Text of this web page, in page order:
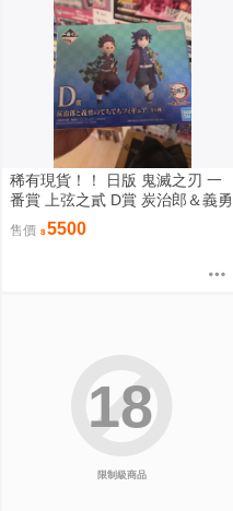
稀有現貨！！ 日版 鬼滅之刃 一
番賞 上弦之貳 D賞 炭治郎＆義勇
Q版模型 竈門炭治郎 富岡義勇
售價 5500
限制級商品
18